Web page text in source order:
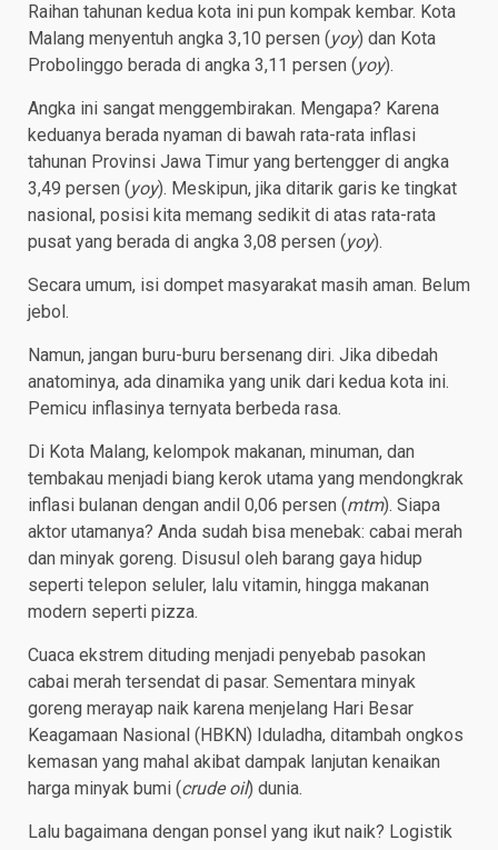
Raihan tahunan kedua kota ini pun kompak kembar. Kota
Malang menyentuh angka 3,10 persen (yoy) dan Kota
Probolinggo berada di angka 3,11 persen (yoy).
Angka ini sangat menggembirakan. Mengapa? Karena
keduanya berada nyaman di bawah rata-rata inflasi
tahunan Provinsi Jawa Timur yang bertengger di angka
3,49 persen (yoy). Meskipun, jika ditarik garis ke tingkat
nasional, posisi kita memang sedikit di atas rata-rata
pusat yang berada di angka 3,08 persen (yoy).
Secara umum, isi dompet masyarakat masih aman. Belum
jebol.
Namun, jangan buru-buru bersenang diri. Jika dibedah
anatominya, ada dinamika yang unik dari kedua kota ini.
Pemicu inflasinya ternyata berbeda rasa.
Di Kota Malang, kelompok makanan, minuman, dan
tembakau menjadi biang kerok utama yang mendongkrak
inflasi bulanan dengan andil 0,06 persen (mtm). Siapa
aktor utamanya? Anda sudah bisa menebak: cabai merah
dan minyak goreng. Disusul oleh barang gaya hidup
seperti telepon seluler, lalu vitamin, hingga makanan
modern seperti pizza.
Cuaca ekstrem dituding menjadi penyebab pasokan
cabai merah tersendat di pasar. Sementara minyak
goreng merayap naik karena menjelang Hari Besar
Keagamaan Nasional (HBKN) Iduladha, ditambah ongkos
kemasan yang mahal akibat dampak lanjutan kenaikan
harga minyak bumi (crude oil) dunia.
Lalu bagaimana dengan ponsel yang ikut naik? Logistik